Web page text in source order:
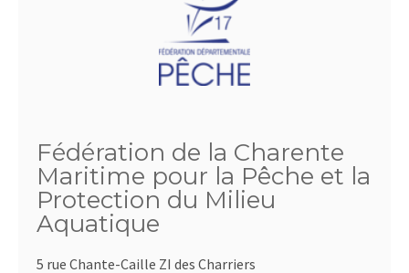
Fédération de la Charente
Maritime pour la Pêche et la
Protection du Milieu
Aquatique
5 rue Chante-Caille ZI des Charriers